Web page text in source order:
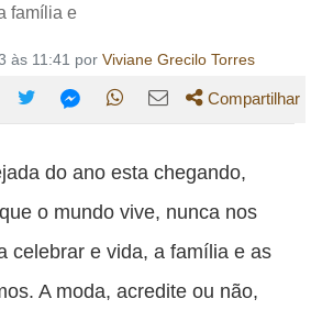
família e
às 11:41 por Viviane Grecilo Torres
esta
publicação
esta
publicação
esta
publicação
WhatsApp
esta
Compartilhar
do ano esta chegando,
o mundo vive, nunca nos
celebrar e vida, a família e as
A moda, acredite ou não,